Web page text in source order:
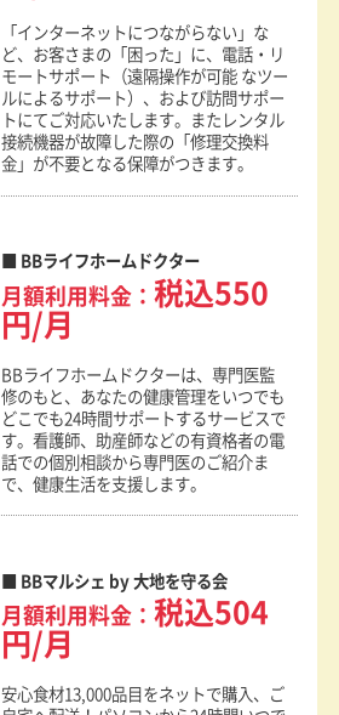
「インターネットにつながらない」な
ど、お客さまの「困った」に、電話・リ
モートサポート（遠隔操作が可能 なツー
ルによるサポート）、および訪問サポー
トにてご対応いたします。またレンタル
接続機器が故障した際の「修理交換料
金」が不要となる保障がつきます。
BBライフホームドクター
月額利用料金：税込550
円/月
BBライフホームドクターは、専門医監
修のもと、あなたの健康管理をいつでも
どこでも24時間サポートするサービスで
す。看護師、助産師などの有資格者の電
話での個別相談から専門医のご紹介ま
で、健康生活を支援します。
BBマルシェ by 大地を守る会
月額利用料金：税込504
円/月
安心食材13,000品目をネットで購入、ご